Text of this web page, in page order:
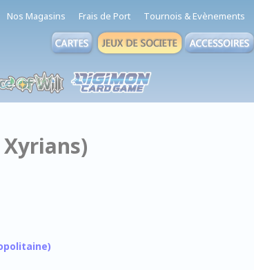
Nos Magasins Frais de Port Tournois & Evènements